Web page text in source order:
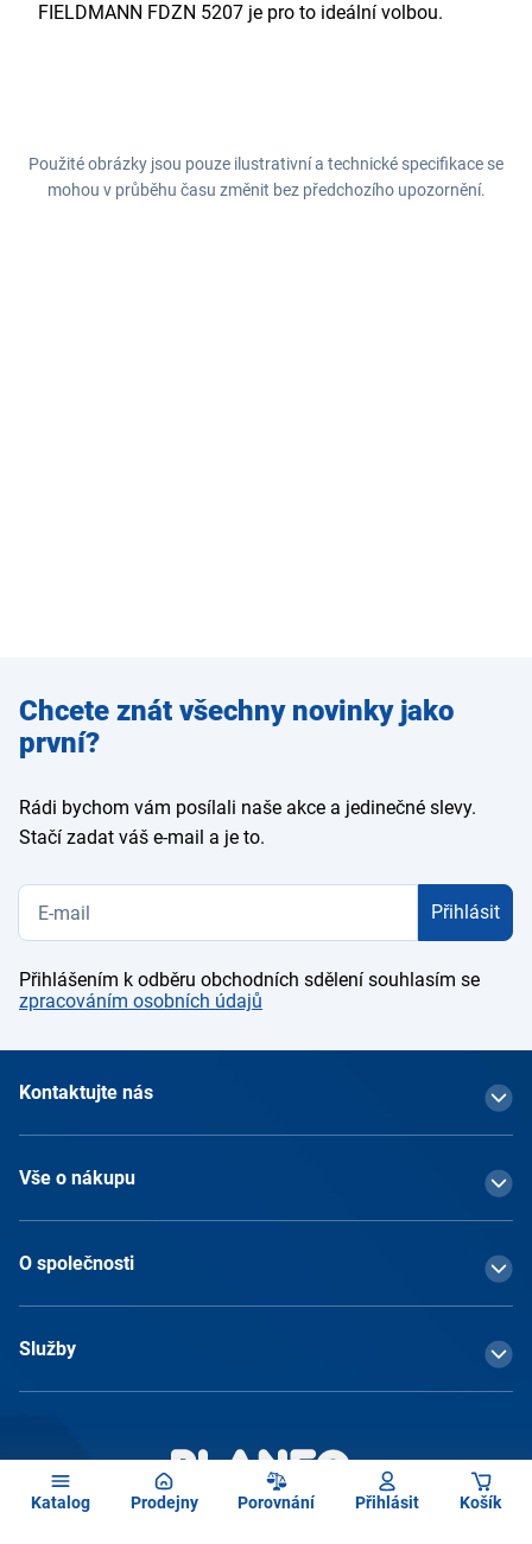
Katalog Prodejny Porovnání Přihlásit Košík
FIELDMANN FDZN 5207 je pro to ideální volbou.
Použité obrázky jsou pouze ilustrativní a technické specifikace se
mohou v průběhu času změnit bez předchozího upozornění.
Zadejte
e-mail
Chcete znát všechny novinky jako
první?
Rádi bychom vám posílali naše akce a jedinečné slevy.
Stačí zadat váš e-mail a je to.
Přihlásit
Přihlášením k odběru obchodních sdělení souhlasím se
zpracováním osobních údajů
Kontaktujte nás
Vše o nákupu
O společnosti
Služby